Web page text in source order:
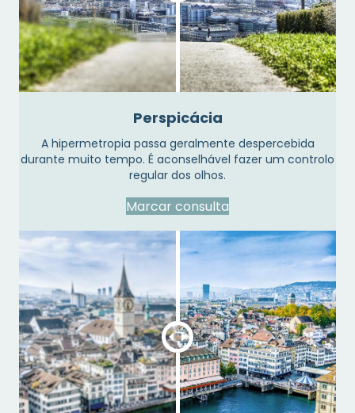
Perspicácia
A hipermetropia passa geralmente despercebida
durante muito tempo. É aconselhável fazer um controlo
regular dos olhos.
Marcar consulta